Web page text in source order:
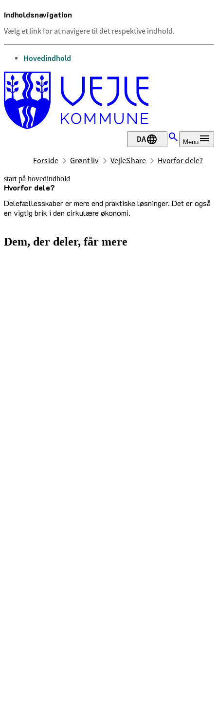
Indholdsnavigation
Vælg et link for at navigere til det respektive indhold.
gå til
Hovedindhold
DA Menu
Forside Grønt liv VejleShare Hvorfor dele?
start på hovedindhold
Hvorfor dele?
Delefællesskaber er mere end praktiske løsninger. Det er også
en vigtig brik i den cirkulære økonomi.
senest opdateret 22. januar 2026
Dem, der deler, får mere